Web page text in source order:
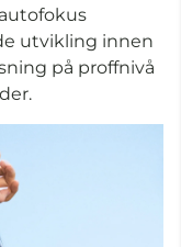
utvikling innen
på proffnivå